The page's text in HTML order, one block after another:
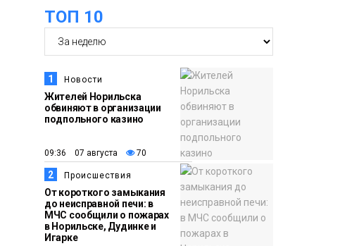
15:15
06 августа
Образование
школьное питание в
Норильске: льготы,
меню и порядок
оплаты
14:36
06 августа
Плато
Путорана
На плато Путорана
создадут систему
наблюдения за вечной
мерзлотой и очистят
территорию от мусора
ТОП 10
1 Новости
Жителей Норильска
обвиняют в организации
подпольного казино
09:36 07 августа 70
2 Происшествия
От короткого замыкания
до неисправной печи: в
МЧС сообщили о пожарах
в Норильске, Дудинке и
Игарке